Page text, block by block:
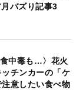
バズり記事3
食中毒も…〉花火
チンカーの「ケ
意したい食べ物